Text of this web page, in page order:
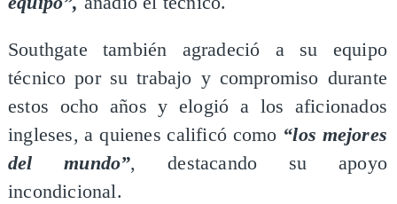
Southgate también agradeció a su equipo
técnico por su trabajo y compromiso durante
estos ocho años y elogió a los aficionados
ingleses, a quienes calificó como “los mejores
del mundo”, destacando su apoyo
incondicional.